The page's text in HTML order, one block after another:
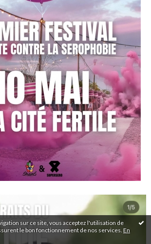
sur ce site, vous acceptez l'utilisation de
le bon fonctionnement de nos services. En